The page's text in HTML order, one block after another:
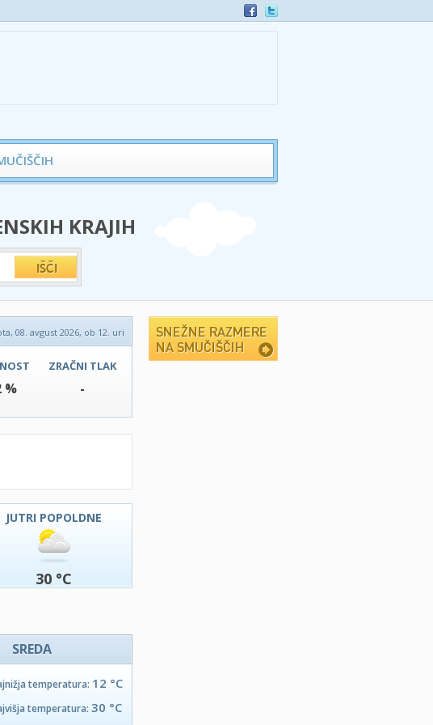
KRAJIH
08. avgust 2026, ob 12. uri
%
ZRAČNI TLAK
-
JUTRI POPOLDNE
30 °C
SREDA
temperatura: 12 °C
temperatura: 30 °C